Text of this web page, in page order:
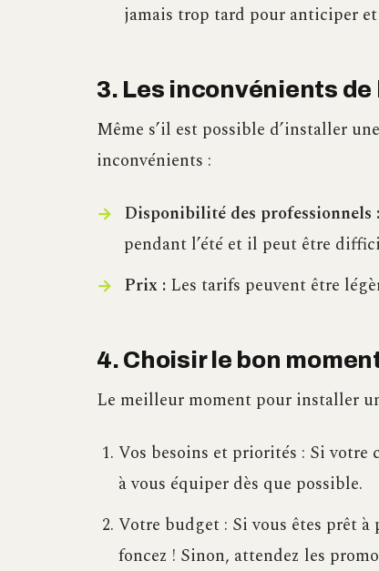
jamais trop tard pour anticiper
3. Les inconvénients
Même s’il est possible d’installer
inconvénients :
Disponibilité des professionnels :
pendant l’été et il peut être
Prix :Les tarifs peuvent être
4. Choisir le bon
Le meilleur moment pour installer
Vos besoins et priorités : Si votre
à vous équiper dès que possible.
Votre budget : Si vous êtes prêt
foncez ! Sinon, attendez les